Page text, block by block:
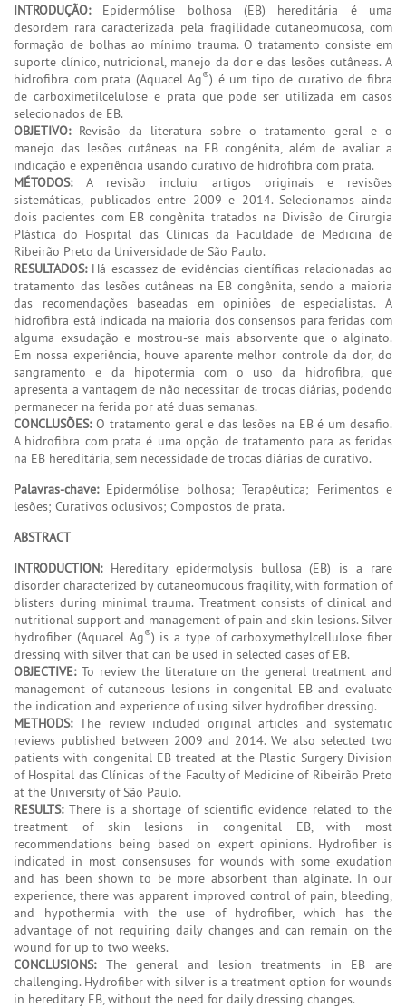
INTRODUÇÃO:Epidermólise bolhosa (EB) hereditária é uma
desordem rara caracterizada pela fragilidade cutaneomucosa, com
formação de bolhas ao mínimo trauma. O tratamento consiste em
suporte clínico, nutricional, manejo da dor e das lesões cutâneas. A
hidrofibra com prata (Aquacel Ag®) é um tipo de curativo de fibra
de carboximetilcelulose e prata que pode ser utilizada em casos
selecionados de EB.
OBJETIVO:Revisão da literatura sobre o tratamento geral e o
manejo das lesões cutâneas na EB congênita, além de avaliar a
indicação e experiência usando curativo de hidrofibra com prata.
MÉTODOS:A revisão incluiu artigos originais e revisões
sistemáticas, publicados entre 2009 e 2014. Selecionamos ainda
dois pacientes com EB congênita tratados na Divisão de Cirurgia
Plástica do Hospital das Clínicas da Faculdade de Medicina de
Ribeirão Preto da Universidade de São Paulo.
RESULTADOS:Há escassez de evidências científicas relacionadas ao
tratamento das lesões cutâneas na EB congênita, sendo a maioria
das recomendações baseadas em opiniões de especialistas. A
hidrofibra está indicada na maioria dos consensos para feridas com
alguma exsudação e mostrou-se mais absorvente que o alginato.
Em nossa experiência, houve aparente melhor controle da dor, do
sangramento e da hipotermia com o uso da hidrofibra, que
apresenta a vantagem de não necessitar de trocas diárias, podendo
permanecer na ferida por até duas semanas.
CONCLUSÕES:O tratamento geral e das lesões na EB é um desafio.
A hidrofibra com prata é uma opção de tratamento para as feridas
na EB hereditária, sem necessidade de trocas diárias de curativo.
Palavras-chave:Epidermólise bolhosa; Terapêutica; Ferimentos e
lesões; Curativos oclusivos; Compostos de prata.
ABSTRACT
INTRODUCTION:Hereditary epidermolysis bullosa (EB) is a rare
disorder characterized by cutaneomucous fragility, with formation of
blisters during minimal trauma. Treatment consists of clinical and
nutritional support and management of pain and skin lesions. Silver
hydrofiber (Aquacel Ag®) is a type of carboxymethylcellulose fiber
dressing with silver that can be used in selected cases of EB.
OBJECTIVE:To review the literature on the general treatment and
management of cutaneous lesions in congenital EB and evaluate
the indication and experience of using silver hydrofiber dressing.
METHODS:The review included original articles and systematic
reviews published between 2009 and 2014. We also selected two
patients with congenital EB treated at the Plastic Surgery Division
of Hospital das Clínicas of the Faculty of Medicine of Ribeirão Preto
at the University of São Paulo.
RESULTS:There is a shortage of scientific evidence related to the
treatment of skin lesions in congenital EB, with most
recommendations being based on expert opinions. Hydrofiber is
indicated in most consensuses for wounds with some exudation
and has been shown to be more absorbent than alginate. In our
experience, there was apparent improved control of pain, bleeding,
and hypothermia with the use of hydrofiber, which has the
advantage of not requiring daily changes and can remain on the
wound for up to two weeks.
CONCLUSIONS:The general and lesion treatments in EB are
challenging. Hydrofiber with silver is a treatment option for wounds
in hereditary EB, without the need for daily dressing changes.